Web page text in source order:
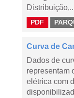
PDF
Curva de
Dados de
representam
elétrica com